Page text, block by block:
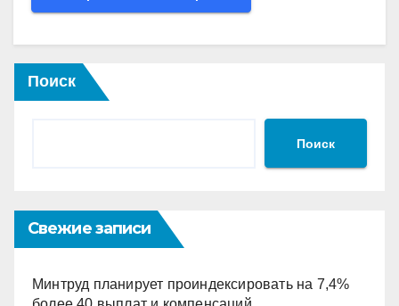
Поиск
Поиск
Свежие записи
Минтруд планирует проиндексировать на 7,4%